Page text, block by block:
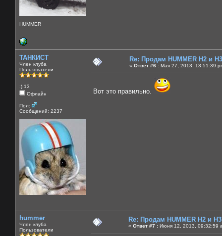
HUMMER
ТАНКИСТ
Член клуба
Пользователи
:) 13
Офлайн
Пол:
Сообщений: 2237
Re: Продам HUMMER H2 и H3
« Ответ #6 : Мая 27, 2013, 13:51:39
Вот это правильно.
hummer
Член клуба
Пользователи
Re: Продам HUMMER H2 и H3
« Ответ #7 : Июня 12, 2013, 09:32:59